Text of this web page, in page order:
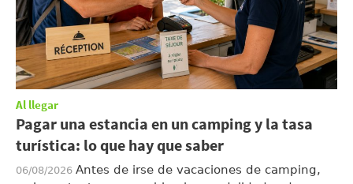
Al llegar
Pagar una estancia en un camping y la tasa
turística: lo que hay que saber
06/08/2026 Antes de irse de vacaciones de camping,